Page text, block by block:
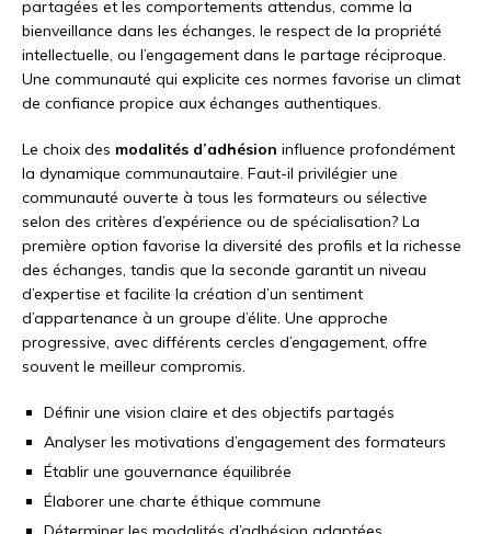
partagées et les comportements attendus, comme la
bienveillance dans les échanges, le respect de la propriété
intellectuelle, ou l’engagement dans le partage réciproque.
Une communauté qui explicite ces normes favorise un climat
de confiance propice aux échanges authentiques.
Le choix des modalités d’adhésion influence profondément
la dynamique communautaire. Faut-il privilégier une
communauté ouverte à tous les formateurs ou sélective
selon des critères d’expérience ou de spécialisation? La
première option favorise la diversité des profils et la richesse
des échanges, tandis que la seconde garantit un niveau
d’expertise et facilite la création d’un sentiment
d’appartenance à un groupe d’élite. Une approche
progressive, avec différents cercles d’engagement, offre
souvent le meilleur compromis.
Définir une vision claire et des objectifs partagés
Analyser les motivations d’engagement des formateurs
Établir une gouvernance équilibrée
Élaborer une charte éthique commune